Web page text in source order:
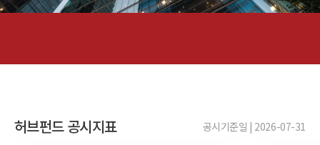
허브펀드 공시지표 공시기준일 | 2026-07-31